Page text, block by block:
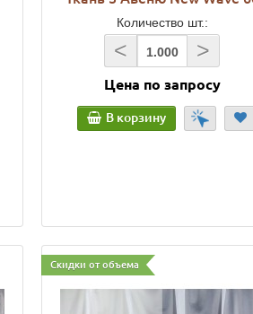
Количество шт.:
< >
Цена по запросу
В корзину
Скидки от объема